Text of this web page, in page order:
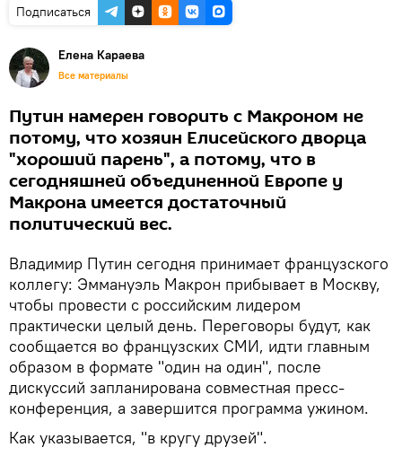
Подписаться
Елена Караева
Все материалы
Путин намерен говорить с Макроном не
потому, что хозяин Елисейского дворца
"хороший парень", а потому, что в
сегодняшней объединенной Европе у
Макрона имеется достаточный
политический вес.
Владимир Путин сегодня принимает французского
коллегу: Эммануэль Макрон прибывает в Москву,
чтобы провести с российским лидером
практически целый день. Переговоры будут, как
сообщается во французских СМИ, идти главным
образом в формате "один на один", после
дискуссий запланирована совместная пресс-
конференция, а завершится программа ужином.
Как указывается, "в кругу друзей".